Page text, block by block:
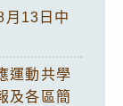
月13日中
運動共學
及各區簡